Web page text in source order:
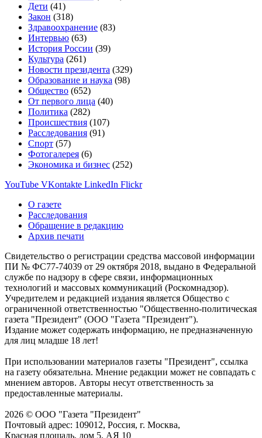
Дети (41)
Закон (318)
Здравоохранение (83)
Интервью (63)
История России (39)
Культура (261)
Новости президента (329)
Образование и наука (98)
Общество (652)
От первого лица (40)
Политика (282)
Происшествия (107)
Расследования (91)
Спорт (57)
Фотогалерея (6)
Экономика и бизнес (252)
YouTube VKontakte LinkedIn Flickr
О газете
Расследования
Обращение в редакцию
Архив печати
Свидетельство о регистрации средства массовой информации
ПИ № ФС77-74039 от 29 октября 2018, выдано в Федеральной
службе по надзору в сфере связи, информационных
технологий и массовых коммуникаций (Роскомнадзор).
Учредителем и редакцией издания является Общество с
ограниченной ответственностью "Общественно-политическая
газета "Президент" (ООО "Газета "Президент").
Издание может содержать информацию, не предназначенную
для лиц младше 18 лет!
При использовании материалов газеты "Президент", ссылка
на газету обязательна. Мнение редакции может не совпадать с
мнением авторов. Авторы несут ответственность за
предоставленные материалы.
2026 © ООО "Газета "Президент"
Почтовый адрес: 109012, Россия, г. Москва,
Красная площадь, дом 5, АЯ 10